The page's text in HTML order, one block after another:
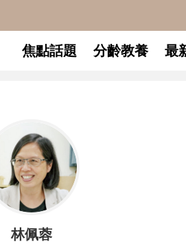
焦點話題 分齡教養 最
林佩蓉